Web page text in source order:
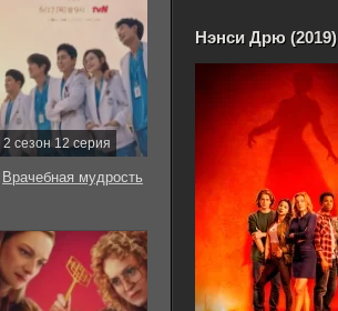
Нэнси Дрю (2019)
2 сезон 12 серия
Врачебная мудрость